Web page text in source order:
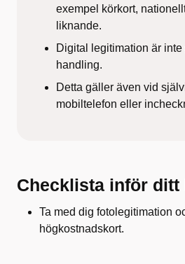
exempel körkort,
liknande.
Digital legitimation är
handling.
Detta gäller även vid
mobiltelefon eller
Checklista inför ditt
Ta med dig fotolegitimation
högkostnadskort.